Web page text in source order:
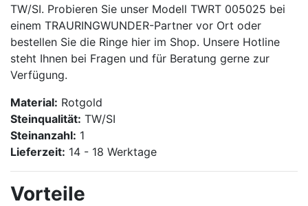
TW/SI. Probieren Sie unser Modell TWRT 005025 bei
einem TRAURINGWUNDER-Partner vor Ort oder
bestellen Sie die Ringe hier im Shop. Unsere Hotline
steht Ihnen bei Fragen und für Beratung gerne zur
Verfügung.
Material: Rotgold
Steinqualität: TW/SI
Steinanzahl: 1
Lieferzeit: 14 - 18 Werktage
Vorteile